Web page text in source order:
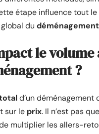
étape influence tout
du déménagement
le
?
d’un
sur le prix. Il n’est pas
multiplier les allers-